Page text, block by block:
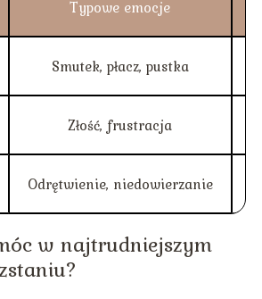
Typowe emocje
Smutek, płacz, pustka
Złość, frustracja
Odrętwienie, niedowierzanie
w najtrudniejszym